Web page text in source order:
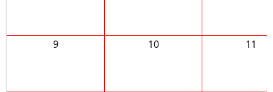
9 10 11